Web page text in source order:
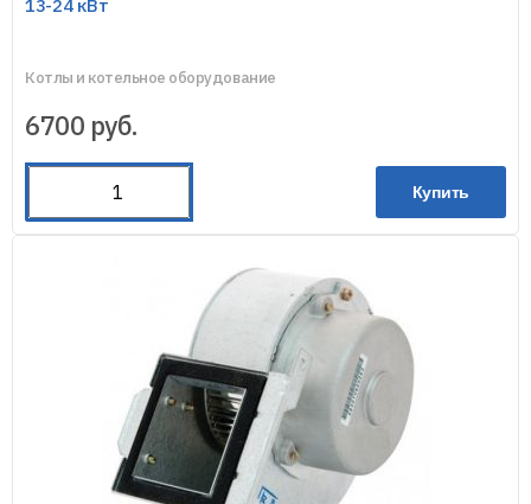
13-24 кВт
Котлы и котельное оборудование
6700 руб.
Купить